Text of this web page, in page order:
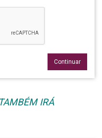
Continuar
IRÁ